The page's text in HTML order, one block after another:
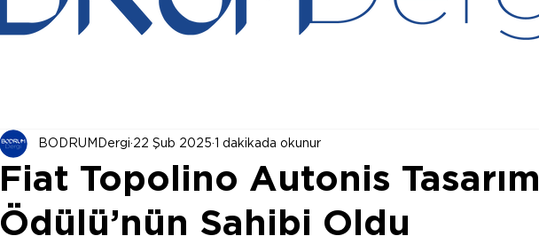
Fiat Topolino Autonis Tasarım
Ödülü’nün Sahibi Oldu
BODRUMDergi 22 Şub 2025 1 dakikada okunur